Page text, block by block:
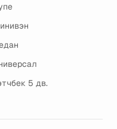
5 дв.